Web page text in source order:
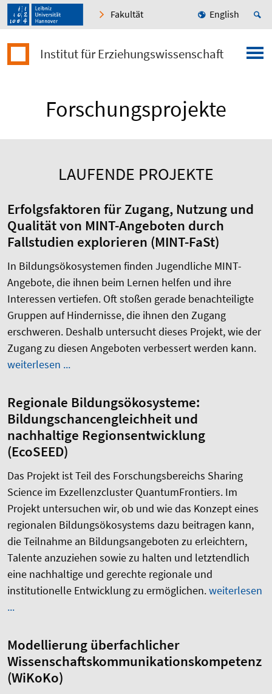
Fakultät English
Institut für Erziehungswissenschaft
Forschungsprojekte
LAUFENDE PROJEKTE
Erfolgsfaktoren für Zugang, Nutzung und
Qualität von MINT-Angeboten durch
Fallstudien explorieren (MINT-FaSt)
In Bildungsökosystemen finden Jugendliche MINT-
Angebote, die ihnen beim Lernen helfen und ihre
Interessen vertiefen. Oft stoßen gerade benachteiligte
Gruppen auf Hindernisse, die ihnen den Zugang
erschweren. Deshalb untersucht dieses Projekt, wie der
Zugang zu diesen Angeboten verbessert werden kann.
weiterlesen ...
Regionale Bildungsökosysteme:
Bildungschancengleichheit und
nachhaltige Regionsentwicklung
(EcoSEED)
Das Projekt ist Teil des Forschungsbereichs Sharing
Science im Exzellenzcluster QuantumFrontiers. Im
Projekt untersuchen wir, ob und wie das Konzept eines
regionalen Bildungsökosystems dazu beitragen kann,
die Teilnahme an Bildungsangeboten zu erleichtern,
Talente anzuziehen sowie zu halten und letztendlich
eine nachhaltige und gerechte regionale und
institutionelle Entwicklung zu ermöglichen.weiterlesen
...
Modellierung überfachlicher
Wissenschaftskommunikationskompetenz
(WiKoKo)